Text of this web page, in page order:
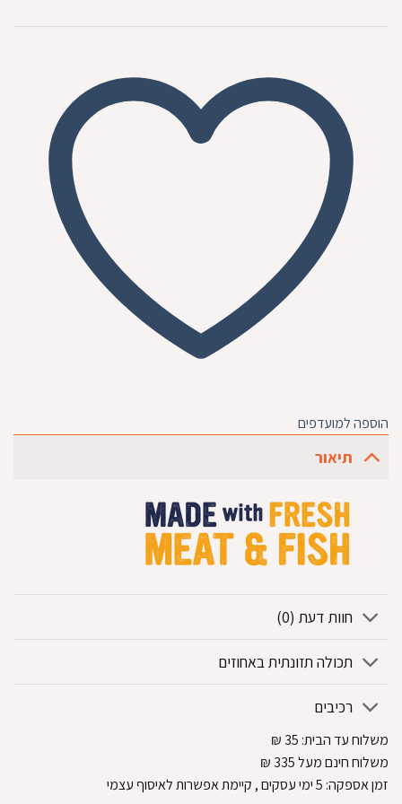
הוספה למועדפים
תיאור
חוות דעת (0)
תכולה תזונתית באחוזים
רכיבים
משלוח עד הבית:
₪
משלוח חינם מעל 335
₪
זמן אספקה: 5ימי עסקים, קיימת אפשרות לאיסוף עצמי